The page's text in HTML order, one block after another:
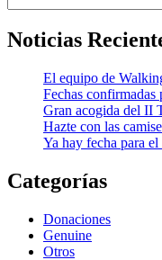
Noticias
El equipo de
Fechas confirmadas
Gran acogida del II
Hazte con las
Ya hay fecha para
Categorías
Donaciones
Genuine
Otros